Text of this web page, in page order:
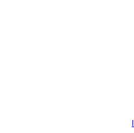
I